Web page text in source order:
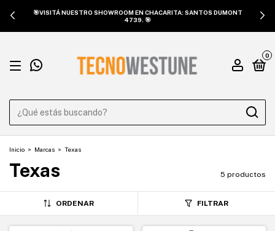
🎯VISITÁ NUESTRO SHOWROOM EN CHACARITA: SANTOS DUMONT
4739. 🎯
0
Inicio > Marcas > Texas
Texas 5 productos
ORDENAR FILTRAR